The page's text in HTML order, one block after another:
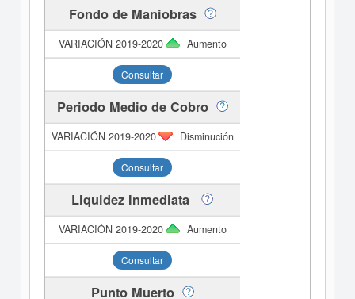
Fondo de Maniobras
Aumento
Consultar
Periodo Medio de Cobro
Disminución
Consultar
Liquidez Inmediata
Aumento
Consultar
Punto Muerto